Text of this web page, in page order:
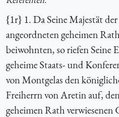
{1r} 1. Da Seine Majestät
angeordneten geheimen
beiwohnten, so riefen Seine
geheime Staats- und
von Montgelas den
Freiherrn von Aretin auf,
geheimen Rath verwiesenen